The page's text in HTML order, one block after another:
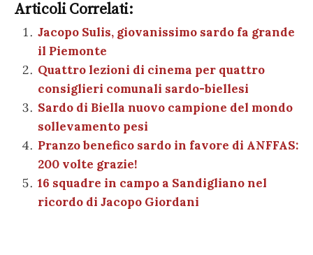
e
b
o
o
k
te
r
es
t A
p
g a
m
dI et
ai
l
n
di
vi
di
Articoli Correlati:
Jacopo Sulis, giovanissimo sardo fa grande
il Piemonte
Quattro lezioni di cinema per quattro
consiglieri comunali sardo-biellesi
Sardo di Biella nuovo campione del mondo
sollevamento pesi
Pranzo benefico sardo in favore di ANFFAS:
200 volte grazie!
16 squadre in campo a Sandigliano nel
ricordo di Jacopo Giordani